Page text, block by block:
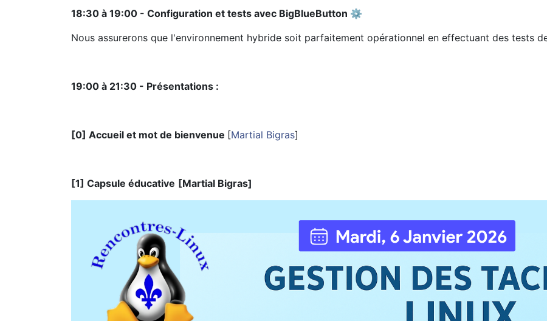
18:30 à 19:00 - Configuration et tests avec BigBlueButton ⚙️
Nous assurerons que l'environnement hybride soit parfaitement opérationnel en effectuant des tests
19:00 à 21:30 - Présentations :
[0] Accueil et mot de bienvenue [Martial Bigras]
[1] Capsule éducative [Martial Bigras]